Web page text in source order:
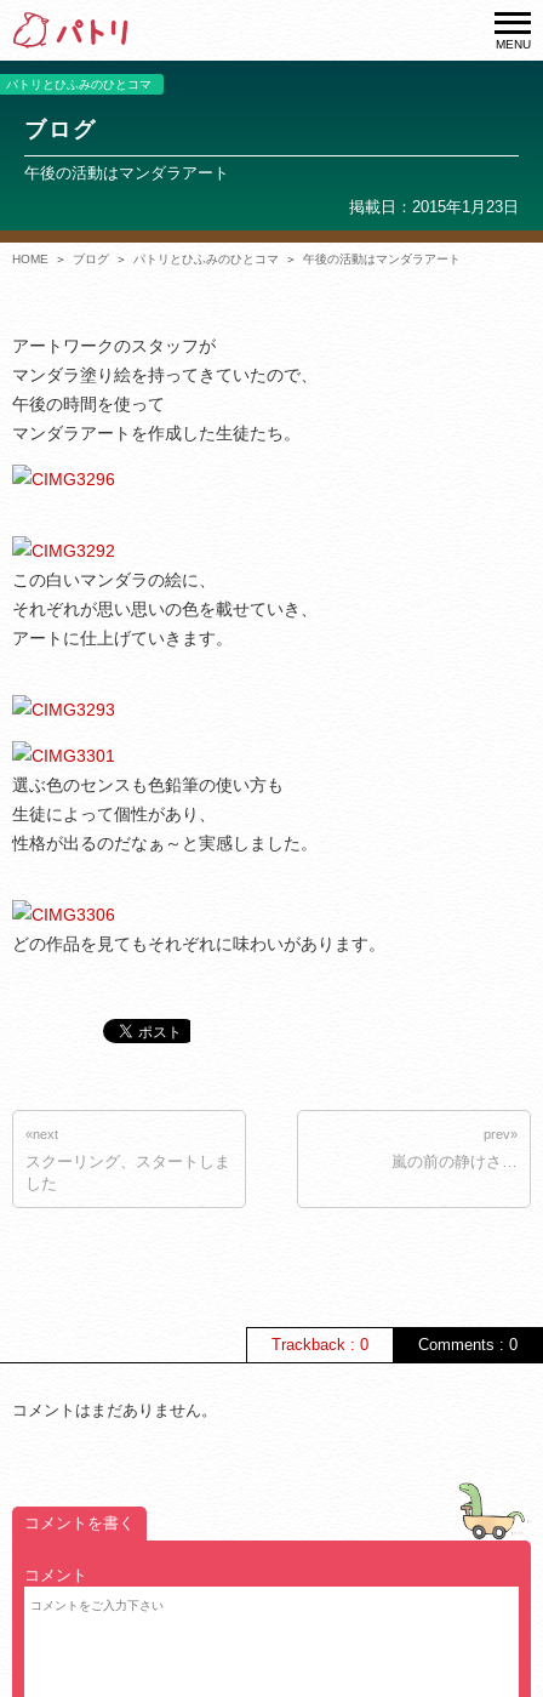
MENU
パトリとひふみのひとコマ
ブログ
午後の活動はマンダラアート
掲載日：2015年1月23日
HOME ブログ パトリとひふみのひとコマ 午後の活動はマンダラアート
アートワークのスタッフが
マンダラ塗り絵を持ってきていたので、
午後の時間を使って
マンダラアートを作成した生徒たち。
この白いマンダラの絵に、
それぞれが思い思いの色を載せていき、
アートに仕上げていきます。
選ぶ色のセンスも色鉛筆の使い方も
生徒によって個性があり、
性格が出るのだなぁ～と実感しました。
どの作品を見てもそれぞれに味わいがあります。
«next
スクーリング、スタートしま
した
prev»
嵐の前の静けさ…
Comments : 0
Trackback : 0
コメントはまだありません。
コメントを書く
コメント